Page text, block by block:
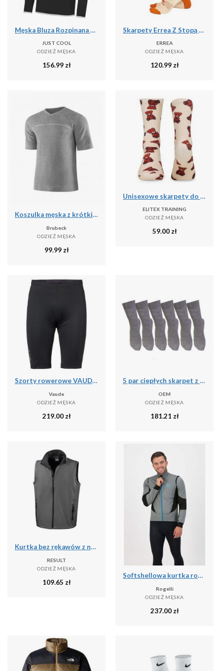
Męska Bluza Rozpinana Na Zamek Błyskawiczny
JUST COOL
ODZIEŻ MĘSKA
156.99zł
Skarpety Errea Z Stopą Dla Dorosłych Poliester Pomarańczowy Dorośli
ERREA
ODZIEŻ MĘSKA
120.99zł
Koszulka męska z krótkim rękawem do spania z dodatkiem lnu Brubeck COMFORT NIGHT
Brubeck
ODZIEŻ MĘSKA
99.99 zł
Unisexowe skarpety do cross treningu Performance Teddy Elitex Training
ELITEX TRAINING
ODZIEŻ MĘSKA
59.00zł
Szorty rowerowe VAUDE Matera II
Vaude
ODZIEŻ MĘSKA
219.00 zł
5 par ciepłych skarpet z wełny merino Szary
OEM
ODZIEŻ MĘSKA
181.21 zł
Kurtka bez rękawów z nadrukiem Result Softshell
RESULT
ODZIEŻ MĘSKA
109.65 zł
Softshellowa kurtka rowerowa męska Rogelli BRAVE
Rogelli
ODZIEŻ MĘSKA
237.00 zł